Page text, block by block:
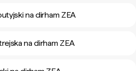
na dirham ZEA
na dirham ZEA